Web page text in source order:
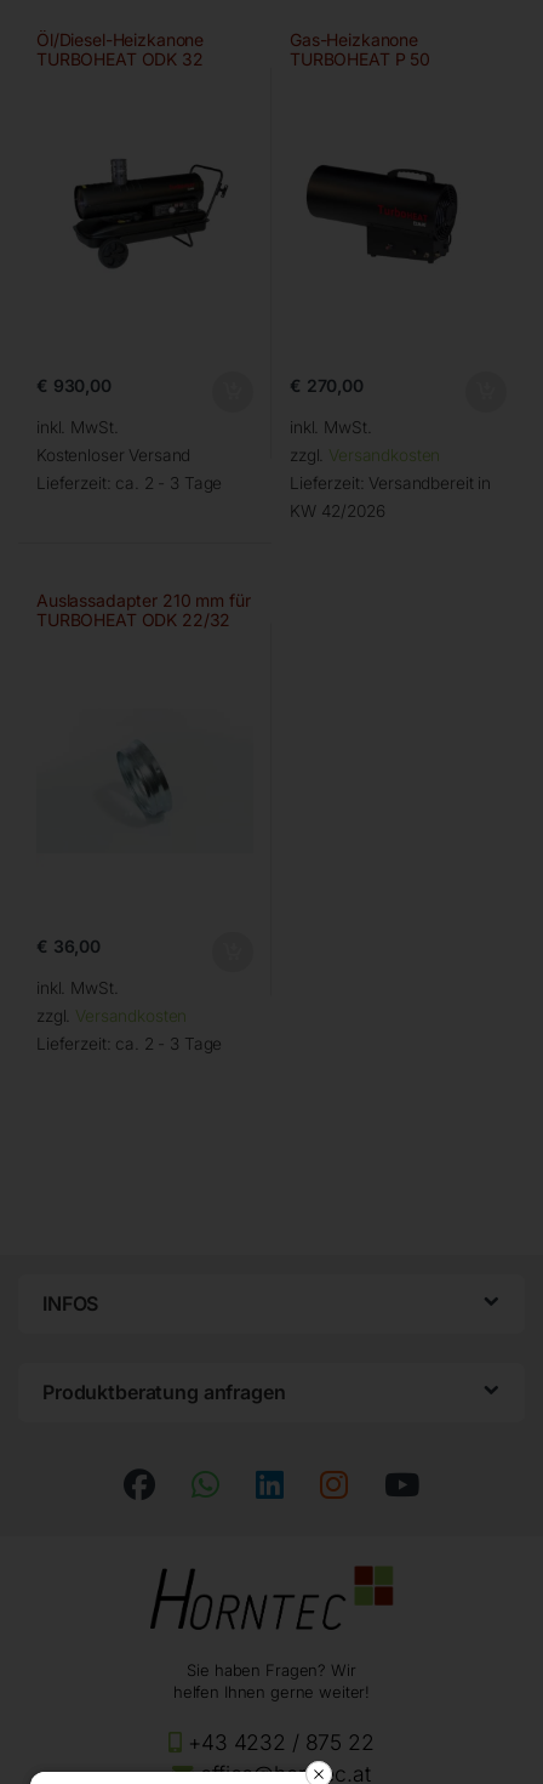
Öl/Diesel-Heizkanone
TURBOHEAT ODK 32
€ 930,00
inkl. MwSt.
Kostenloser Versand
Lieferzeit: ca. 2 - 3 Tage
Gas-Heizkanone
TURBOHEAT P 50
€ 270,00
inkl. MwSt.
zzgl. Versandkosten
Lieferzeit: Versandbereit in
KW 42/2026
Auslassadapter 210 mm für
TURBOHEAT ODK 22/32
€ 36,00
inkl. MwSt.
zzgl. Versandkosten
Lieferzeit: ca. 2 - 3 Tage
INFOS
Produktberatung anfragen
Sie haben Fragen? Wir
helfen Ihnen gerne weiter!
+43 4232 / 875 22
office@horntec.at